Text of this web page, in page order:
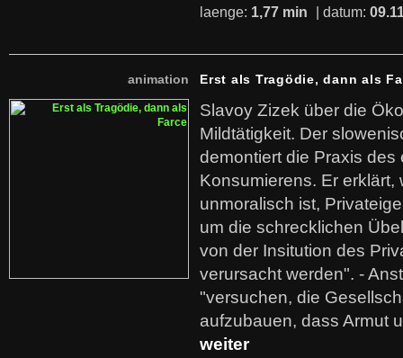
laenge: 1,77 min | datum:
animation Erst als Tragödie, dann als
Slavoy Zizek über die
Mildtätigkeit. Der
demontiert die Praxis des
Konsumierens. Er erklärt,
unmoralisch ist,
um die schrecklichen
von der Insitution des
verursacht werden". -
"versuchen, die
aufzubauen, dass Armut
weiter